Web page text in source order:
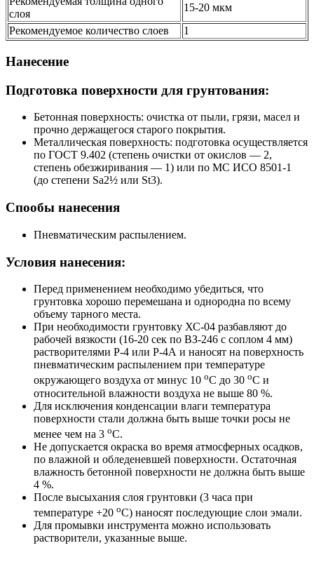
слоя
15-20 мкм
Рекомендуемое количество слоев
1
Нанесение
Подготовка поверхности для грунтования:
Бетонная поверхность: очистка от пыли, грязи, масел и
прочно держащегося старого покрытия.
Металлическая поверхность: подготовка осуществляется
по ГОСТ 9.402 (степень очистки от окислов — 2,
степень обезжиривания — 1) или по МС ИСО 8501-1
(до степени Sa2½ или St3).
Спообы нанесения
Пневматическим распылением.
Условия нанесения:
Перед применением необходимо убедиться, что
грунтовка хорошо перемешана и однородна по всему
объему тарного места.
При необходимости грунтовку ХС-04 разбавляют до
рабочей вязкости (16-20 сек по ВЗ-246 с соплом 4 мм)
растворителями Р-4 или Р-4А и наносят на поверхность
пневматическим распылением при температуре
окружающего воздуха от минус 10 оС до 30 оС и
относительной влажности воздуха не выше 80 %.
Для исключения конденсации влаги температура
поверхности стали должна быть выше точки росы не
менее чем на 3 оС.
Не допускается окраска во время атмосферных осадков,
по влажной и обледеневшей поверхности. Остаточная
влажность бетонной поверхности не должна быть выше
4 %.
После высыхания слоя грунтовки (3 часа при
температуре +20 оС) наносят последующие слои эмали.
Для промывки инструмента можно использовать
растворители, указанные выше.